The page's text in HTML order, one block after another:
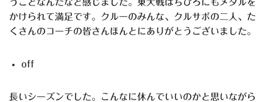
うことなんだなと感じました。東大戦はちひろにもメダルを
かけられて満足です。クルーのみんな、クルサポの二人、た
くさんのコーチの皆さんほんとにありがとうございました。
off
長いシーズンでした。こんなに休んでいいのかと思いながら